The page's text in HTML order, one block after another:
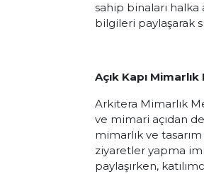
sahip binaları halka
bilgileri paylaşarak
Açık Kapı
Arkitera Mimarlık
ve mimari açıdan
mimarlık ve
ziyaretler yapma
paylaşırken,